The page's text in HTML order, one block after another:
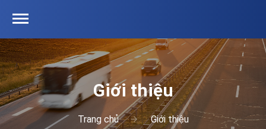
Giới thiệu
Trang chủ Giới thiệu